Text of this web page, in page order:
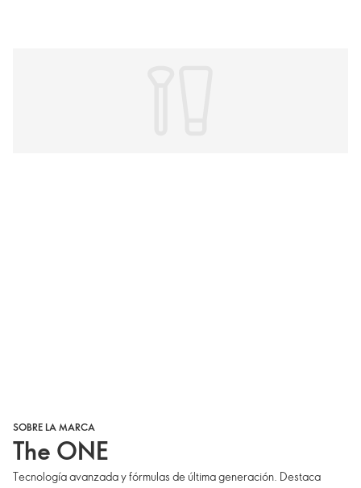
SOBRE LA MARCA
The ONE
Tecnología avanzada y fórmulas de última generación. Destaca